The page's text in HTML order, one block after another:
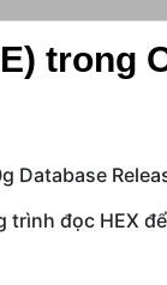
trong
Database
đọc HEX